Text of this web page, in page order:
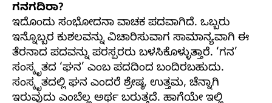
ಗನಗದಿರಾ?
ಇದೊಂದು ಸಂಭೋದನಾ ವಾಚಕ ಪದವಾಗಿದೆ. ಒಬ್ಬರು
ಇನ್ನೊಬ್ಬರ ಕುಶಲವನ್ನು ವಿಚಾರಿಸುವಾಗ ಸಾಮಾನ್ಯವಾಗಿ ಈ
ತೆರನಾದ ಪದವನ್ನು ಪರಸ್ಪರರು ಬಳಸಿಕೊಳ್ಳುತ್ತಾರೆ. ‘ಗನ’
ಸಂಸ್ಕೃತದ ‘ಘನ’ ಎಂಬ ಪದದಿಂದ ಬಂದಿರಬಹುದು.
ಸಂಸ್ಕೃತದಲ್ಲಿ ಘನ ಎಂದರೆ ಶ್ರೇಷ್ಠ, ಉತ್ತಮ, ಚೆನ್ನಾಗಿ
ಇರುವುದು ಎಂಬೆಲ್ಲ ಅರ್ಥ ಬರುತ್ತದೆ. ಹಾಗೆಯೇ ಇಲ್ಲಿ